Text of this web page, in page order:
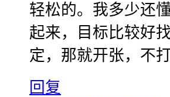
轻松的。我多少还
起来，目标比较好
定，那就开张，不
回复